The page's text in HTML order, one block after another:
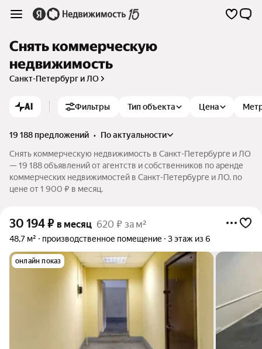
Снять коммерческую
недвижимость
Санкт-Петербург и ЛО
AI Фильтры Тип объекта Цена
19 188 предложений •
по актуальности
Снять коммерческую недвижимость в Санкт-Петербурге и ЛО
— 19 188 объявлений от агентств и собственников по аренде
коммерческих недвижимостей в Санкт-Петербурге и ЛО. по
цене от 1 900 ₽ в месяц.
30 194₽ в месяц 620 ₽ за м²
48,7 м² производственное помещение 3 этаж из 6
онлайн показ